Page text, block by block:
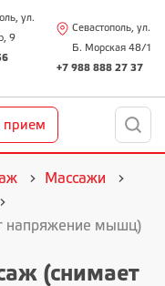
ул.
9
Севастополь, ул.
Б. Морская 48/1
+7 988 888 27 37
прием
Массажи
напряжение мышц)
(снимает